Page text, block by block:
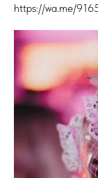
https://wa.me/